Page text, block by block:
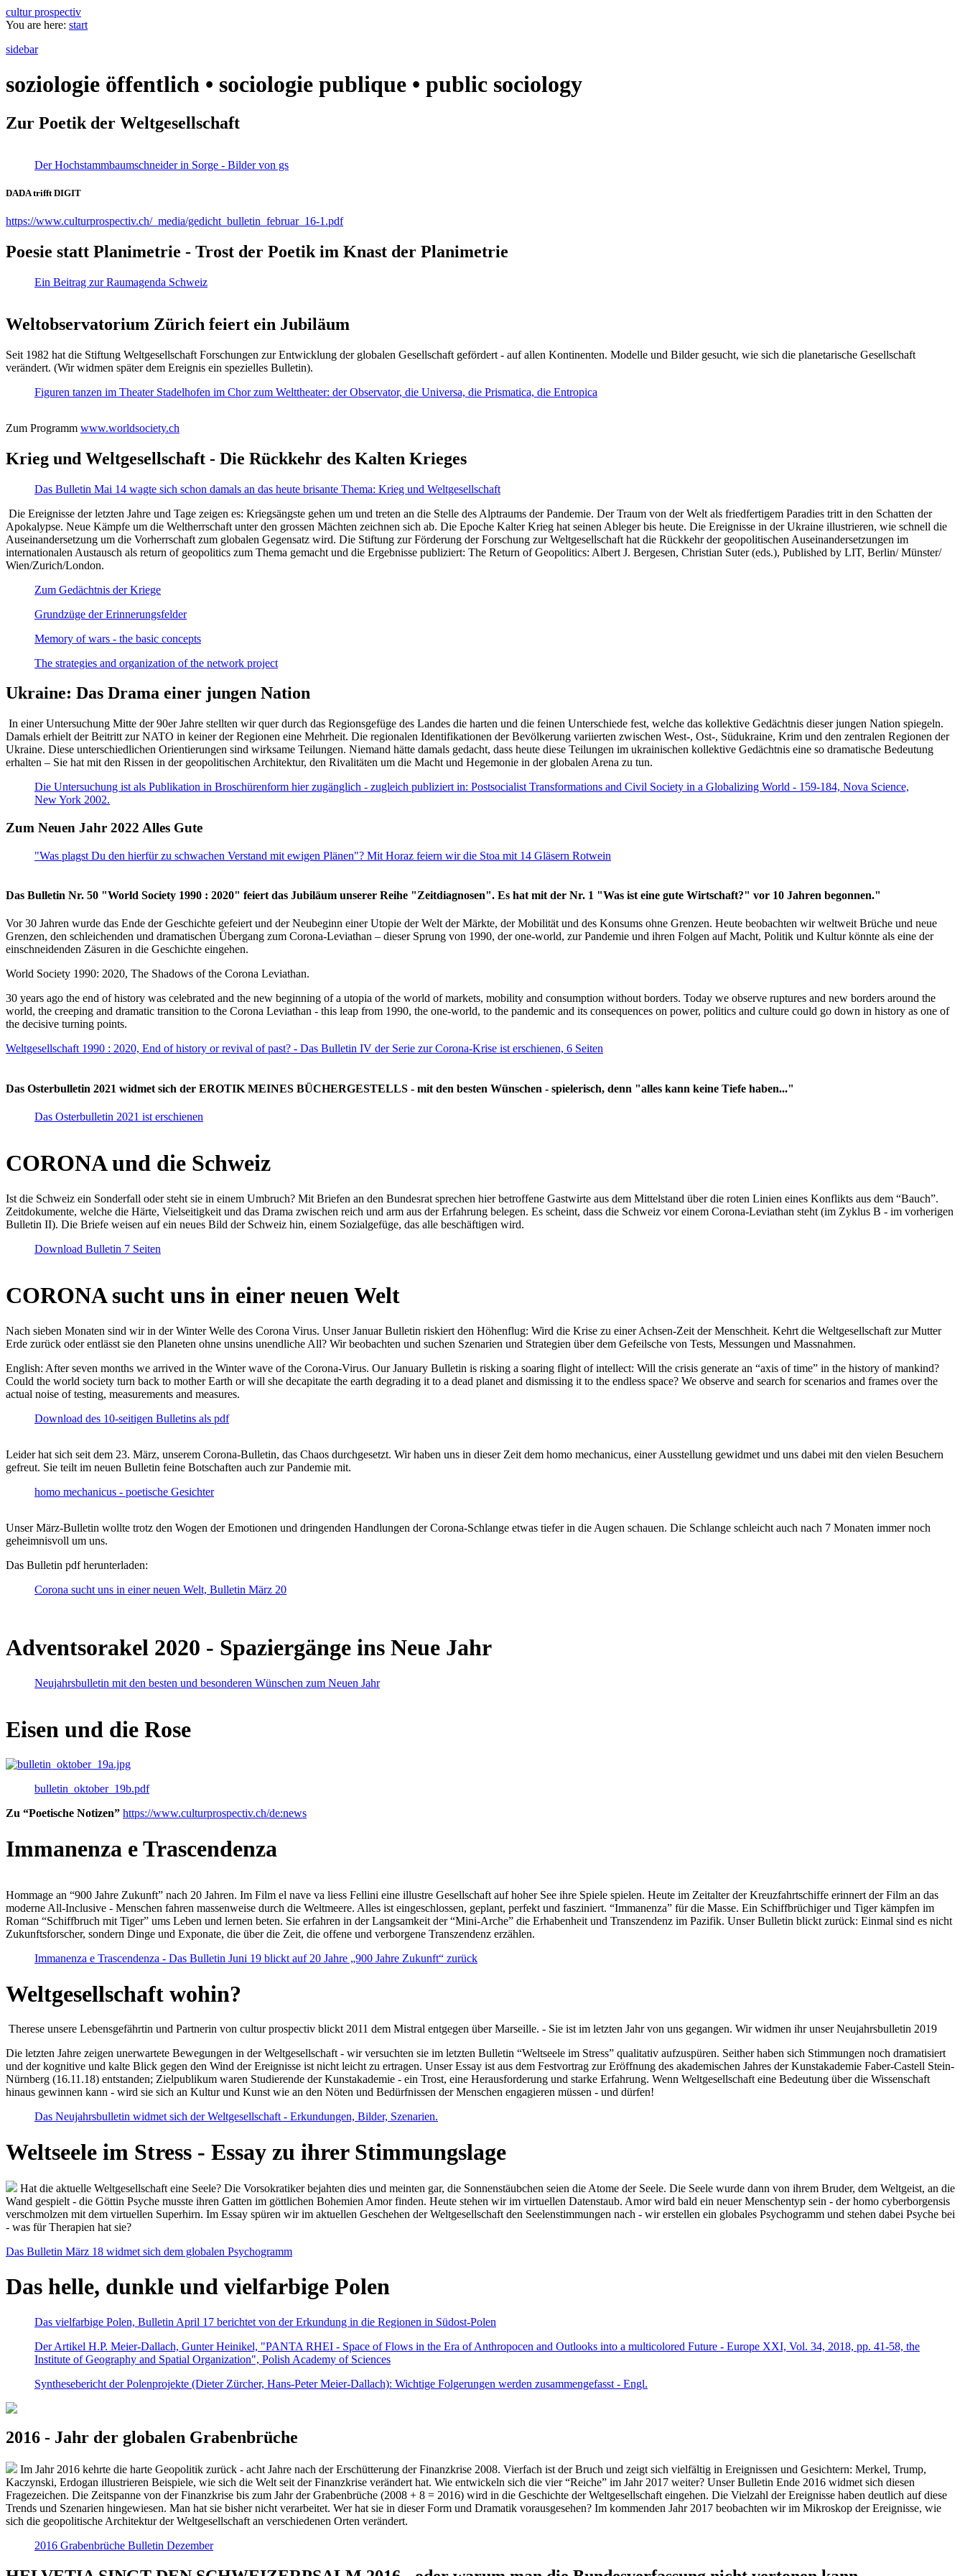
cultur prospectiv
You are here: start
sidebar
soziologie öffentlich • sociologie publique • public sociology
Zur Poetik der Weltgesellschaft
Der Hochstammbaumschneider in Sorge - Bilder von gs
DADA trifft DIGIT
https://www.culturprospectiv.ch/_media/gedicht_bulletin_februar_16-1.pdf
Poesie statt Planimetrie - Trost der Poetik im Knast der Planimetrie
Ein Beitrag zur Raumagenda Schweiz
Weltobservatorium Zürich feiert ein Jubiläum
Seit 1982 hat die Stiftung Weltgesellschaft Forschungen zur Entwicklung der globalen Gesellschaft gefördert - auf allen Kontinenten. Modelle und Bilder gesucht, wie sich die planetarische Gesellschaft
verändert. (Wir widmen später dem Ereignis ein spezielles Bulletin).
Figuren tanzen im Theater Stadelhofen im Chor zum Welttheater: der Observator, die Universa, die Prismatica, die Entropica
Zum Programm www.worldsociety.ch
Krieg und Weltgesellschaft - Die Rückkehr des Kalten Krieges
Das Bulletin Mai 14 wagte sich schon damals an das heute brisante Thema: Krieg und Weltgesellschaft
Die Ereignisse der letzten Jahre und Tage zeigen es: Kriegsängste gehen um und treten an die Stelle des Alptraums der Pandemie. Der Traum von der Welt als friedfertigem Paradies tritt in den Schatten der
Apokalypse. Neue Kämpfe um die Weltherrschaft unter den grossen Mächten zeichnen sich ab. Die Epoche Kalter Krieg hat seinen Ableger bis heute. Die Ereignisse in der Ukraine illustrieren, wie schnell die
Auseinandersetzung um die Vorherrschaft zum globalen Gegensatz wird. Die Stiftung zur Förderung der Forschung zur Weltgesellschaft hat die Rückkehr der geopolitischen Auseinandersetzungen im
internationalen Austausch als return of geopolitics zum Thema gemacht und die Ergebnisse publiziert: The Return of Geopolitics: Albert J. Bergesen, Christian Suter (eds.), Published by LIT, Berlin/ Münster/
Wien/Zurich/London.
Zum Gedächtnis der Kriege
Grundzüge der Erinnerungsfelder
Memory of wars - the basic concepts
The strategies and organization of the network project
Ukraine: Das Drama einer jungen Nation
In einer Untersuchung Mitte der 90er Jahre stellten wir quer durch das Regionsgefüge des Landes die harten und die feinen Unterschiede fest, welche das kollektive Gedächtnis dieser jungen Nation spiegeln.
Damals erhielt der Beitritt zur NATO in keiner der Regionen eine Mehrheit. Die regionalen Identifikationen der Bevölkerung variierten zwischen West-, Ost-, Südukraine, Krim und den zentralen Regionen der
Ukraine. Diese unterschiedlichen Orientierungen sind wirksame Teilungen. Niemand hätte damals gedacht, dass heute diese Teilungen im ukrainischen kollektive Gedächtnis eine so dramatische Bedeutung
erhalten – Sie hat mit den Rissen in der geopolitischen Architektur, den Rivalitäten um die Macht und Hegemonie in der globalen Arena zu tun.
Die Untersuchung ist als Publikation in Broschürenform hier zugänglich - zugleich publiziert in: Postsocialist Transformations and Civil Society in a Globalizing World - 159-184, Nova Science,
New York 2002.
Zum Neuen Jahr 2022 Alles Gute
"Was plagst Du den hierfür zu schwachen Verstand mit ewigen Plänen"? Mit Horaz feiern wir die Stoa mit 14 Gläsern Rotwein
Das Bulletin Nr. 50 "World Society 1990 : 2020" feiert das Jubiläum unserer Reihe "Zeitdiagnosen". Es hat mit der Nr. 1 "Was ist eine gute Wirtschaft?" vor 10 Jahren begonnen."
Vor 30 Jahren wurde das Ende der Geschichte gefeiert und der Neubeginn einer Utopie der Welt der Märkte, der Mobilität und des Konsums ohne Grenzen. Heute beobachten wir weltweit Brüche und neue
Grenzen, den schleichenden und dramatischen Übergang zum Corona-Leviathan – dieser Sprung von 1990, der one-world, zur Pandemie und ihren Folgen auf Macht, Politik und Kultur könnte als eine der
einschneidenden Zäsuren in die Geschichte eingehen.
World Society 1990: 2020, The Shadows of the Corona Leviathan.
30 years ago the end of history was celebrated and the new beginning of a utopia of the world of markets, mobility and consumption without borders. Today we observe ruptures and new borders around the
world, the creeping and dramatic transition to the Corona Leviathan - this leap from 1990, the one-world, to the pandemic and its consequences on power, politics and culture could go down in history as one of
the decisive turning points.
Weltgesellschaft 1990 : 2020, End of history or revival of past? - Das Bulletin IV der Serie zur Corona-Krise ist erschienen, 6 Seiten
Das Osterbulletin 2021 widmet sich der EROTIK MEINES BÜCHERGESTELLS - mit den besten Wünschen - spielerisch, denn "alles kann keine Tiefe haben..."
Das Osterbulletin 2021 ist erschienen
CORONA und die Schweiz
Ist die Schweiz ein Sonderfall oder steht sie in einem Umbruch? Mit Briefen an den Bundesrat sprechen hier betroffene Gastwirte aus dem Mittelstand über die roten Linien eines Konflikts aus dem “Bauch”.
Zeitdokumente, welche die Härte, Vielseitigkeit und das Drama zwischen reich und arm aus der Erfahrung belegen. Es scheint, dass die Schweiz vor einem Corona-Leviathan steht (im Zyklus B - im vorherigen
Bulletin II). Die Briefe weisen auf ein neues Bild der Schweiz hin, einem Sozialgefüge, das alle beschäftigen wird.
Download Bulletin 7 Seiten
CORONA sucht uns in einer neuen Welt
Nach sieben Monaten sind wir in der Winter Welle des Corona Virus. Unser Januar Bulletin riskiert den Höhenflug: Wird die Krise zu einer Achsen-Zeit der Menschheit. Kehrt die Weltgesellschaft zur Mutter
Erde zurück oder entlässt sie den Planeten ohne unsins unendliche All? Wir beobachten und suchen Szenarien und Strategien über dem Gefeilsche von Tests, Messungen und Massnahmen.
English: After seven months we arrived in the Winter wave of the Corona-Virus. Our January Bulletin is risking a soaring flight of intellect: Will the crisis generate an “axis of time” in the history of mankind?
Could the world society turn back to mother Earth or will she decapitate the earth degrading it to a dead planet and dismissing it to the endless space? We observe and search for scenarios and frames over the
actual noise of testing, measurements and measures.
Download des 10-seitigen Bulletins als pdf
Leider hat sich seit dem 23. März, unserem Corona-Bulletin, das Chaos durchgesetzt. Wir haben uns in dieser Zeit dem homo mechanicus, einer Ausstellung gewidmet und uns dabei mit den vielen Besuchern
gefreut. Sie teilt im neuen Bulletin feine Botschaften auch zur Pandemie mit.
homo mechanicus - poetische Gesichter
Unser März-Bulletin wollte trotz den Wogen der Emotionen und dringenden Handlungen der Corona-Schlange etwas tiefer in die Augen schauen. Die Schlange schleicht auch nach 7 Monaten immer noch
geheimnisvoll um uns.
Das Bulletin pdf herunterladen:
Corona sucht uns in einer neuen Welt, Bulletin März 20
Adventsorakel 2020 - Spaziergänge ins Neue Jahr
Neujahrsbulletin mit den besten und besonderen Wünschen zum Neuen Jahr
Eisen und die Rose
bulletin_oktober_19b.pdf
Zu “Poetische Notizen” https://www.culturprospectiv.ch/de:news
Immanenza e Trascendenza
Hommage an “900 Jahre Zukunft” nach 20 Jahren. Im Film el nave va liess Fellini eine illustre Gesellschaft auf hoher See ihre Spiele spielen. Heute im Zeitalter der Kreuzfahrtschiffe erinnert der Film an das
moderne All-Inclusive - Menschen fahren massenweise durch die Weltmeere. Alles ist eingeschlossen, geplant, perfekt und fasziniert. “Immanenza” für die Masse. Ein Schiffbrüchiger und Tiger kämpfen im
Roman “Schiffbruch mit Tiger” ums Leben und lernen beten. Sie erfahren in der Langsamkeit der “Mini-Arche” die Erhabenheit und Transzendenz im Pazifik. Unser Bulletin blickt zurück: Einmal sind es nicht
Zukunftsforscher, sondern Dinge und Exponate, die über die Zeit, die offene und verborgene Transzendenz erzählen.
Immanenza e Trascendenza - Das Bulletin Juni 19 blickt auf 20 Jahre „900 Jahre Zukunft“ zurück
Weltgesellschaft wohin?
Therese unsere Lebensgefährtin und Partnerin von cultur prospectiv blickt 2011 dem Mistral entgegen über Marseille. - Sie ist im letzten Jahr von uns gegangen. Wir widmen ihr unser Neujahrsbulletin 2019
Die letzten Jahre zeigen unerwartete Bewegungen in der Weltgesellschaft - wir versuchten sie im letzten Bulletin “Weltseele im Stress” qualitativ aufzuspüren. Seither haben sich Stimmungen noch dramatisiert
und der kognitive und kalte Blick gegen den Wind der Ereignisse ist nicht leicht zu ertragen. Unser Essay ist aus dem Festvortrag zur Eröffnung des akademischen Jahres der Kunstakademie Faber-Castell Stein-
Nürnberg (16.11.18) entstanden; Zielpublikum waren Studierende der Kunstakademie - ein Trost, eine Herausforderung und starke Erfahrung. Wenn Weltgesellschaft eine Bedeutung über die Wissenschaft
hinaus gewinnen kann - wird sie sich an Kultur und Kunst wie an den Nöten und Bedürfnissen der Menschen engagieren müssen - und dürfen!
Das Neujahrsbulletin widmet sich der Weltgesellschaft - Erkundungen, Bilder, Szenarien.
Weltseele im Stress - Essay zu ihrer Stimmungslage
Hat die aktuelle Weltgesellschaft eine Seele? Die Vorsokratiker bejahten dies und meinten gar, die Sonnenstäubchen seien die Atome der Seele. Die Seele wurde dann von ihrem Bruder, dem Weltgeist, an die
Wand gespielt - die Göttin Psyche musste ihren Gatten im göttlichen Bohemien Amor finden. Heute stehen wir im virtuellen Datenstaub. Amor wird bald ein neuer Menschentyp sein - der homo cyberborgensis
verschmolzen mit dem virtuellen Superhirn. Im Essay spüren wir im aktuellen Geschehen der Weltgesellschaft den Seelenstimmungen nach - wir erstellen ein globales Psychogramm und stehen dabei Psyche bei
- was für Therapien hat sie?
Das Bulletin März 18 widmet sich dem globalen Psychogramm
Das helle, dunkle und vielfarbige Polen
Das vielfarbige Polen, Bulletin April 17 berichtet von der Erkundung in die Regionen in Südost-Polen
Der Artikel H.P. Meier-Dallach, Gunter Heinikel, "PANTA RHEI - Space of Flows in the Era of Anthropocen and Outlooks into a multicolored Future - Europe XXI, Vol. 34, 2018, pp. 41-58, the
Institute of Geography and Spatial Organization", Polish Academy of Sciences
Synthesebericht der Polenprojekte (Dieter Zürcher, Hans-Peter Meier-Dallach): Wichtige Folgerungen werden zusammengefasst - Engl.
2016 - Jahr der globalen Grabenbrüche
Im Jahr 2016 kehrte die harte Geopolitik zurück - acht Jahre nach der Erschütterung der Finanzkrise 2008. Vierfach ist der Bruch und zeigt sich vielfältig in Ereignissen und Gesichtern: Merkel, Trump,
Kaczynski, Erdogan illustrieren Beispiele, wie sich die Welt seit der Finanzkrise verändert hat. Wie entwickeln sich die vier “Reiche” im Jahr 2017 weiter? Unser Bulletin Ende 2016 widmet sich diesen
Fragezeichen. Die Zeitspanne von der Finanzkrise bis zum Jahr der Grabenbrüche (2008 + 8 = 2016) wird in die Geschichte der Weltgesellschaft eingehen. Die Vielzahl der Ereignisse haben deutlich auf diese
Trends und Szenarien hingewiesen. Man hat sie bisher nicht verarbeitet. Wer hat sie in dieser Form und Dramatik vorausgesehen? Im kommenden Jahr 2017 beobachten wir im Mikroskop der Ereignisse, wie
sich die geopolitische Architektur der Weltgesellschaft an verschiedenen Orten verändert.
2016 Grabenbrüche Bulletin Dezember